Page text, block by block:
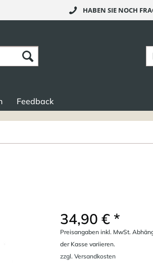
HABEN SIE NOCH
Feedback
34,90 € *
Preisangaben inkl. MwSt.
der Kasse variieren.
zzgl. Versandkosten